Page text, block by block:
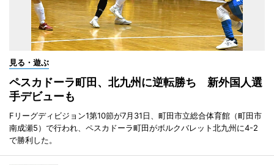
見る・遊ぶ
ペスカドーラ町田、北九州に逆転勝ち 新外国人選
手デビューも
Fリーグディビジョン1第10節が7月31日、町田市立総合体育館（町田市
南成瀬5）で行われ、ペスカドーラ町田がボルクバレット北九州に4-2
で勝利した。